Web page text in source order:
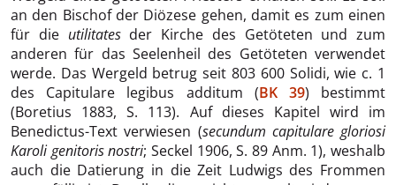
an den Bischof der Diözese gehen, damit es zum einen
für die utilitatesder Kirche des Getöteten und zum
anderen für das Seelenheil des Getöteten verwendet
werde. Das Wergeld betrug seit 803 600 Solidi, wie c. 1
des Capitulare legibus additum (BK 39) bestimmt
(Boretius 1883, S. 113). Auf dieses Kapitel wird im
Benedictus-Text verwiesen (secundum capitulare gloriosi
Karoli genitoris nostri; Seckel 1906, S. 89 Anm. 1), weshalb
auch die Datierung in die Zeit Ludwigs des Frommen